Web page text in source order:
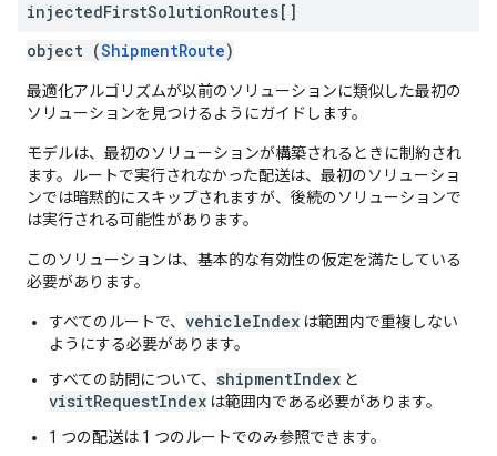
injectedFirstSolutionRoutes[]
object (ShipmentRoute)
最適化アルゴリズムが以前のソリューションに類似した最初の
ソリューションを見つけるようにガイドします。
モデルは、最初のソリューションが構築されるときに制約され
ます。ルートで実行されなかった配送は、最初のソリューショ
ンでは暗黙的にスキップされますが、後続のソリューションで
は実行される可能性があります。
このソリューションは、基本的な有効性の仮定を満たしている
必要があります。
すべてのルートで、 vehicleIndex は範囲内で重複しない
ようにする必要があります。
すべての訪問について、 shipmentIndex と
visitRequestIndex は範囲内である必要があります。
1 つの配送は 1 つのルートでのみ参照できます。